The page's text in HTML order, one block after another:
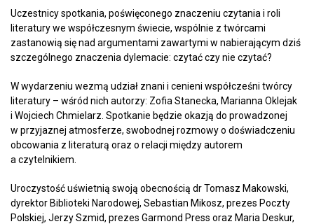
Uczestnicy spotkania, poświęconego znaczeniu czytania i roli
literatury we współczesnym świecie, wspólnie z twórcami
zastanowią się nad argumentami zawartymi w nabierającym dziś
szczególnego znaczenia dylemacie: czytać czy nie czytać?
W wydarzeniu wezmą udział znani i cenieni współcześni twórcy
literatury – wśród nich autorzy: Zofia Stanecka, Marianna Oklejak
i Wojciech Chmielarz. Spotkanie będzie okazją do prowadzonej
w przyjaznej atmosferze, swobodnej rozmowy o doświadczeniu
obcowania z literaturą oraz o relacji między autorem
a czytelnikiem.
Uroczystość uświetnią swoją obecnością dr Tomasz Makowski,
dyrektor Biblioteki Narodowej, Sebastian Mikosz, prezes Poczty
Polskiej, Jerzy Szmid, prezes Garmond Press oraz Maria Deskur,